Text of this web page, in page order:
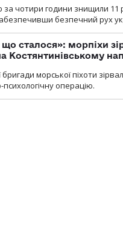
чотири години знищили 11
безпечний рух
сталося»: морпіхи
Костянтинівському
морської піхоти
операцію.